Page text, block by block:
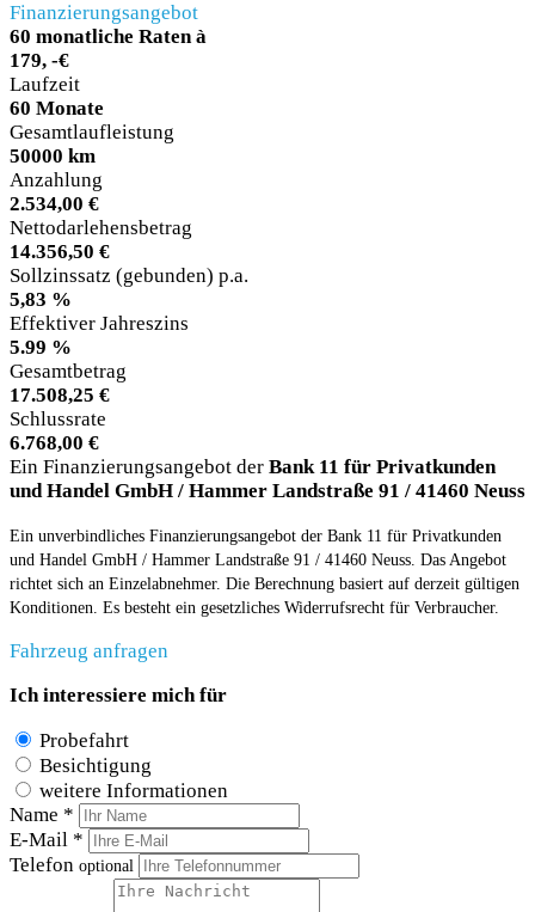
Finanzierungsangebot
60 monatliche Raten à
179, -€
Laufzeit
60 Monate
Gesamtlaufleistung
50000 km
Anzahlung
2.534,00 €
Nettodarlehensbetrag
14.356,50 €
Sollzinssatz (gebunden) p.a.
5,83 %
Effektiver Jahreszins
5.99 %
Gesamtbetrag
17.508,25 €
Schlussrate
6.768,00 €
Ein Finanzierungsangebot der Bank 11 für Privatkunden
und Handel GmbH / Hammer Landstraße 91 / 41460 Neuss
Ein unverbindliches Finanzierungsangebot der Bank 11 für Privatkunden
und Handel GmbH / Hammer Landstraße 91 / 41460 Neuss. Das Angebot
richtet sich an Einzelabnehmer. Die Berechnung basiert auf derzeit gültigen
Konditionen. Es besteht ein gesetzliches Widerrufsrecht für Verbraucher.
Fahrzeug anfragen
Ich interessiere mich für
Probefahrt
Besichtigung
weitere Informationen
Name *
E-Mail *
Telefon optional